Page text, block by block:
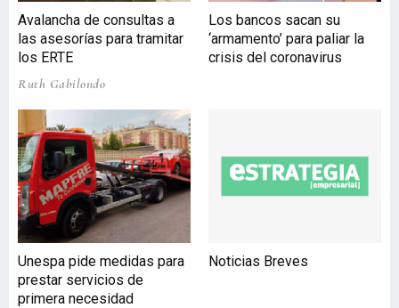
Avalancha de consultas a
las asesorías para tramitar
los ERTE
Ruth Gabilondo
Los bancos sacan su
‘armamento’ para paliar la
crisis del coronavirus
Unespa pide medidas para
prestar servicios de
primera necesidad
Noticias Breves